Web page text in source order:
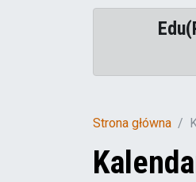
Strona główna